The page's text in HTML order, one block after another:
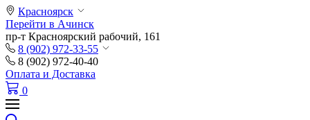
Красноярск
Перейти в Ачинск
пр-т Красноярский рабочий, 161
8 (902) 972-33-55
8 (902) 972-40-40
Оплата и Доставка
0